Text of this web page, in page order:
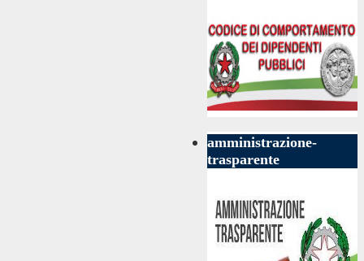
amministrazione-
trasparente